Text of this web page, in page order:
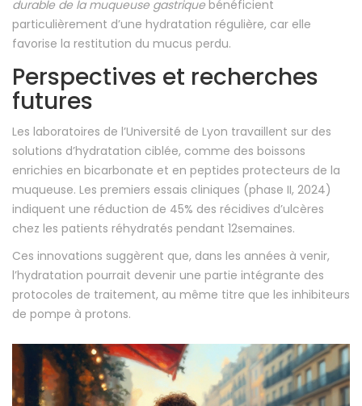
durable de la muqueuse gastrique bénéficient
particulièrement d’une hydratation régulière, car elle
favorise la restitution du mucus perdu.
Perspectives et recherches
futures
Les laboratoires de l’Université de Lyon travaillent sur des
solutions d’hydratation ciblée, comme des boissons
enrichies en bicarbonate et en peptides protecteurs de la
muqueuse. Les premiers essais cliniques (phase II, 2024)
indiquent une réduction de 45% des récidives d’ulcères
chez les patients réhydratés pendant 12semaines.
Ces innovations suggèrent que, dans les années à venir,
l’hydratation pourrait devenir une partie intégrante des
protocoles de traitement, au même titre que les inhibiteurs
de pompe à protons.